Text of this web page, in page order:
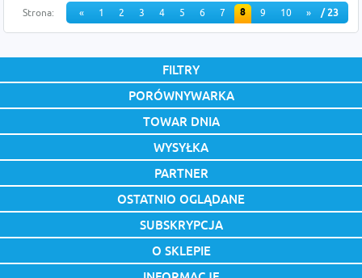
Strona: « 1 2 3 4 5 6 7 8 9 10 » / 23
FILTRY
PORÓWNYWARKA
TOWAR DNIA
WYSYŁKA
PARTNER
OSTATNIO OGLĄDANE
SUBSKRYPCJA
O SKLEPIE